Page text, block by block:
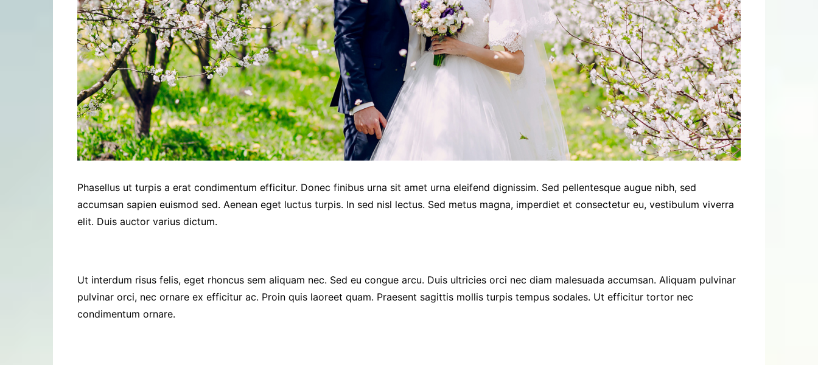
Phasellus ut turpis a erat condimentum efficitur. Donec finibus urna sit amet urna eleifend dignissim. Sed pellentesque augue nibh, sed
accumsan sapien euismod sed. Aenean eget luctus turpis. In sed nisl lectus. Sed metus magna, imperdiet et consectetur eu, vestibulum viverra
elit. Duis auctor varius dictum.
Ut interdum risus felis, eget rhoncus sem aliquam nec. Sed eu congue arcu. Duis ultricies orci nec diam malesuada accumsan. Aliquam pulvinar
pulvinar orci, nec ornare ex efficitur ac. Proin quis laoreet quam. Praesent sagittis mollis turpis tempus sodales. Ut efficitur tortor nec
condimentum ornare.